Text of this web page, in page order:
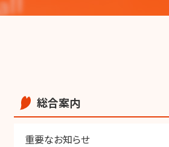
総合案内
重要なお知らせ